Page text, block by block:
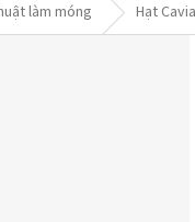
làm móng Hạt